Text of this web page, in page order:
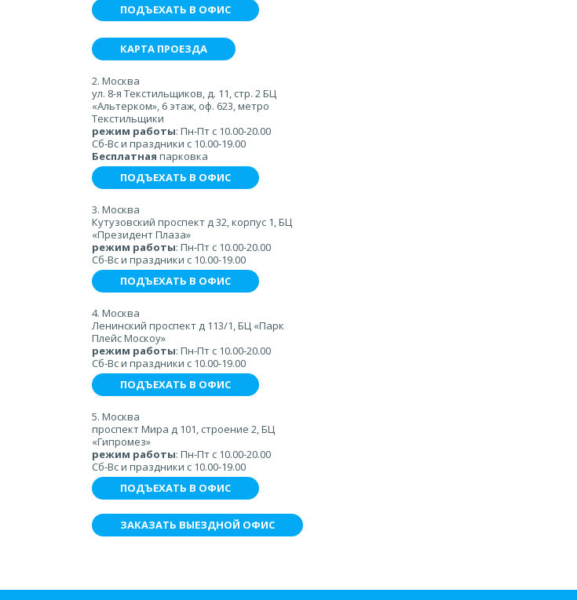
ПОДЪЕХАТЬ В ОФИС
КАРТА ПРОЕЗДА
2. Москва
ул. 8-я Текстильщиков, д. 11, стр. 2 БЦ
«Альтерком», 6 этаж, оф. 623, метро
Текстильщики
режим работы: Пн-Пт с 10.00-20.00
Сб-Вс и праздники с 10.00-19.00
Бесплатная парковка
ПОДЪЕХАТЬ В ОФИС
3. Москва
Кутузовский проспект д 32, корпус 1, БЦ
«Президент Плаза»
режим работы: Пн-Пт с 10.00-20.00
Сб-Вс и праздники с 10.00-19.00
ПОДЪЕХАТЬ В ОФИС
4. Москва
Ленинский проспект д 113/1, БЦ «Парк
Плейс Москоу»
режим работы: Пн-Пт с 10.00-20.00
Сб-Вс и праздники с 10.00-19.00
ПОДЪЕХАТЬ В ОФИС
5. Москва
проспект Мира д 101, строение 2, БЦ
«Гипромез»
режим работы: Пн-Пт с 10.00-20.00
Сб-Вс и праздники с 10.00-19.00
ПОДЪЕХАТЬ В ОФИС
ЗАКАЗАТЬ ВЫЕЗДНОЙ ОФИС